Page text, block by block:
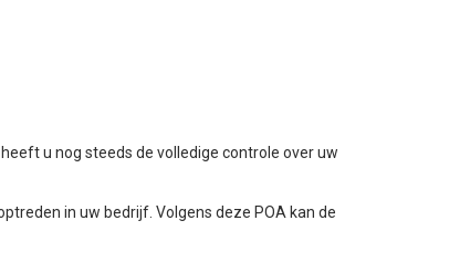
u nog steeds de volledige controle over uw
in uw bedrijf. Volgens deze POA kan de